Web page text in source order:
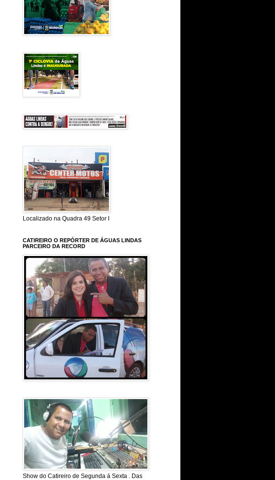
Localizado na Quadra 49 Setor I
CATIREIRO O REPÓRTER DE ÁGUAS LINDAS
PARCEIRO DA RECORD
Show do Catireiro de Segunda á Sexta . Das